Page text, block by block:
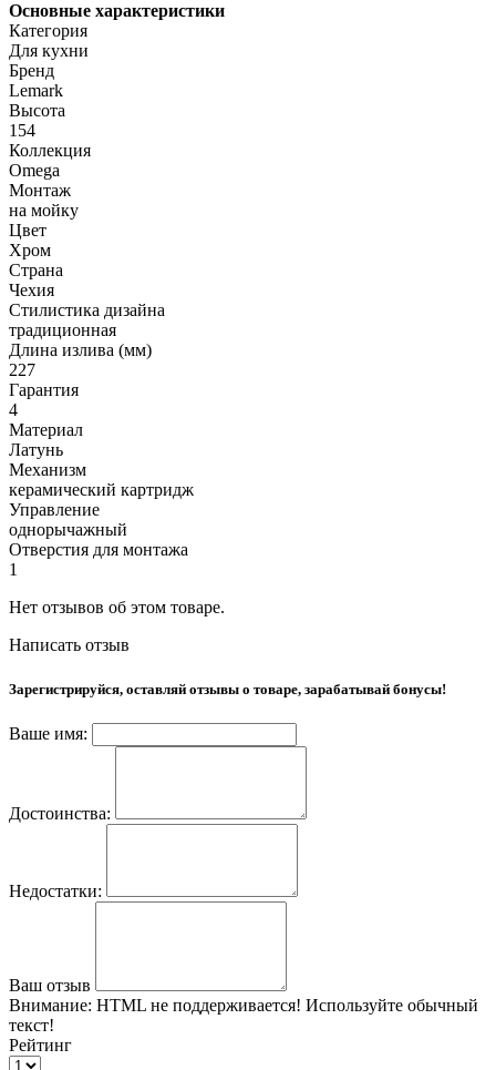
Основные характеристики
Категория
Для кухни
Бренд
Lemark
Высота
154
Коллекция
Omega
Монтаж
на мойку
Цвет
Хром
Страна
Чехия
Стилистика дизайна
традиционная
Длина излива (мм)
227
Гарантия
4
Материал
Латунь
Механизм
керамический картридж
Управление
однорычажный
Отверстия для монтажа
1
Нет отзывов об этом товаре.
Написать отзыв
Зарегистрируйся, оставляй отзывы о товаре, зарабатывай бонусы!
Ваше имя:
Достоинства:
Недостатки:
Ваш отзыв
Внимание: HTML не поддерживается! Используйте обычный
текст!
Рейтинг